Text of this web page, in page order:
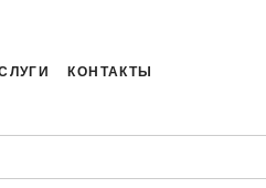
КОНТАКТЫ